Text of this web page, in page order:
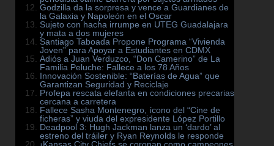
Godzilla da la sorpresa y vence a Guardianes de
la Galaxia y Napoleón en el Oscar
Sujeto con hacha irrumpe en UTEG Guadalajara
y mata a dos mujeres
Santiago Taboada Propone Programa “Vivienda
Joven” para Apoyar a Estudiantes en CDMX
Adiós a Juan Verduzco, “Don Camerino” de La
Familia Peluche: Fallece a los 78 Años
Innovación Sostenible: “Baterías de Agua” que
Garantizan Seguridad y Reciclaje
Profepa rescata elefanta en condiciones precarias
cercana a carretera
Fallece Sasha Montenegro, ícono del “Cine de
ficheras” y viuda del expresidente López Portillo
Deadpool 3: Hugh Jackman lanza un ‘dardo’ al
estreno del tráiler y Ryan Reynolds le responde